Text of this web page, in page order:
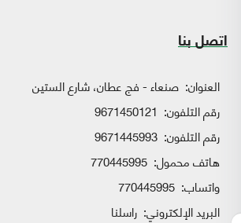
اتصل بنا
العنوان: صنعاء - فج عطان، شارع الستين
رقم التلفون: 9671450121
رقم التلفون: 9671445993
هاتف محمول: 770445995
واتساب:
البريد الإلكتروني: راسلنا